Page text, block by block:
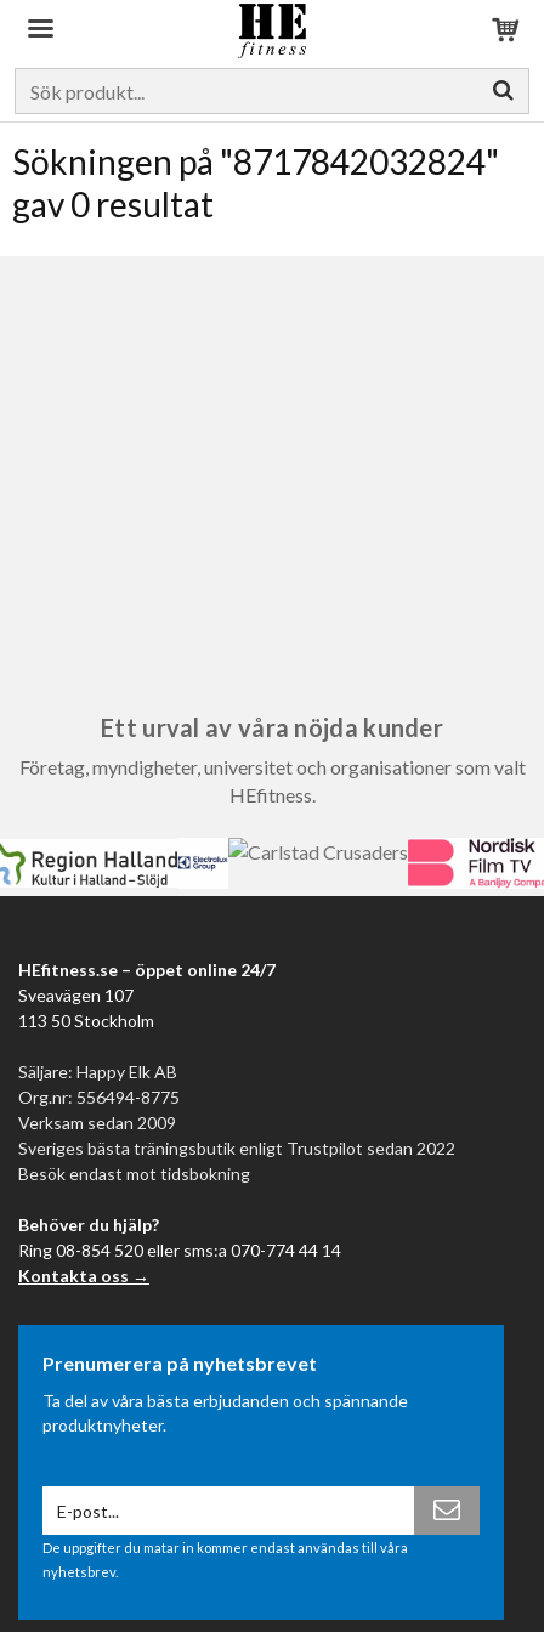
Sökningen på "8717842032824"
gav 0 resultat
Ett urval av våra nöjda kunder
Företag, myndigheter, universitet och organisationer som valt
HEfitness.
HEfitness.se – öppet online 24/7
Sveavägen 107
113 50 Stockholm
Säljare: Happy Elk AB
Org.nr: 556494-8775
Verksam sedan 2009
Sveriges bästa träningsbutik enligt Trustpilot sedan 2022
Besök endast mot tidsbokning
Behöver du hjälp?
Ring 08-854 520 eller sms:a 070-774 44 14
Kontakta oss →
Prenumerera på nyhetsbrevet
Ta del av våra bästa erbjudanden och spännande
produktnyheter.
De uppgifter du matar in kommer endast användas till våra
nyhetsbrev.